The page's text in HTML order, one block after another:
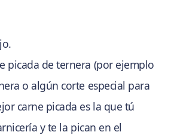
picada de ternera (por ejemplo
o algún corte especial para
carne picada es la que tú
y te la pican en el